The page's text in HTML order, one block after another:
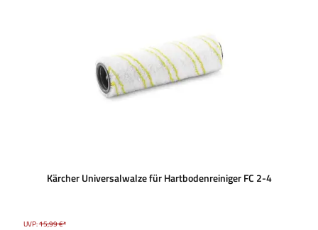
Kärcher Universalwalze für Hartbodenreiniger FC 2-4
UVP:15,99 €*